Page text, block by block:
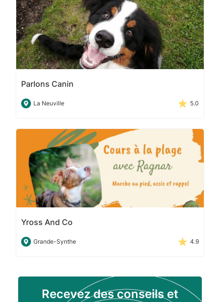
Parlons Canin
La Neuville 5.0
Yross And Co
Grande-Synthe 4.9
Recevez des conseils et